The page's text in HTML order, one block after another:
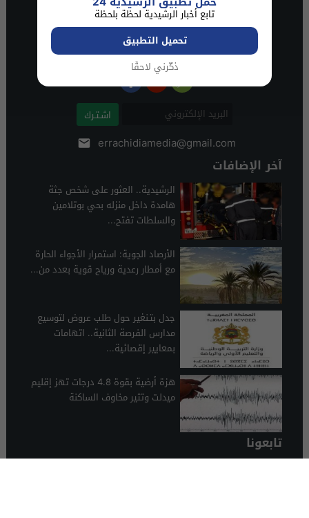
اشـتـرك
errachidiamedia@gmail.com
آخر الإضافات
الرشيدية.. العثور على شخص جثة
هامدة داخل منزله بحي بوتلامين
والسلطات تفتح...
الأرصاد الجوية: استمرار الأجواء الحارة
مع أمطار رعدية ورياح قوية بعدد من...
جدل بتـنغير حول طلب عروض لتوسيع
مدارس الفرصة الثانية.. اتهامات
بمعايير إقصائية...
هزة أرضية بقوة 4.8 درجات تهز إقليم
ميدلت وتثير مخاوف الساكنة
تابعونا
تابع أخبار الرشيدية لحظة بلحظة
تحميل التطبيق
ذكّرني لاحقًا